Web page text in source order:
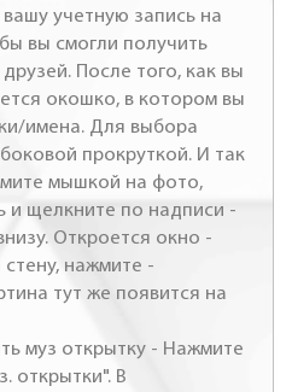
учетную запись на
вы смогли получить
После того, как вы
окошко, в котором вы
имена. Для выбора
прокруткой. И так
мышкой на фото,
и щелкните по надписи -
Откроется окно -
нажмите -
тут же появится на
муз открытку - Нажмите
открытки". В